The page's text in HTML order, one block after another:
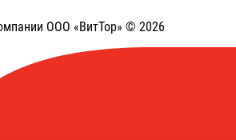
ООО «ВитТор» © 2026